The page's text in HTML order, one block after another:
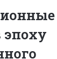
эпоху